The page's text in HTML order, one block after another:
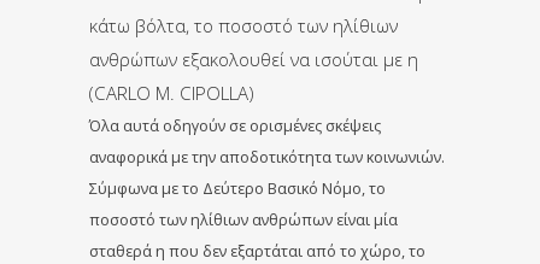
κάτω βόλτα, το ποσοστό των ηλίθιων
ανθρώπων εξακολουθεί να ισούται με η
(CARLO M. CIPOLLA)
Όλα αυτά οδηγούν σε ορισμένες σκέψεις
αναφορικά με την αποδοτικότητα των κοινωνιών.
Σύμφωνα με το Δεύτερο Βασικό Νόμο, το
ποσοστό των ηλίθιων ανθρώπων είναι μία
σταθερά η που δεν εξαρτάται από το χώρο, το